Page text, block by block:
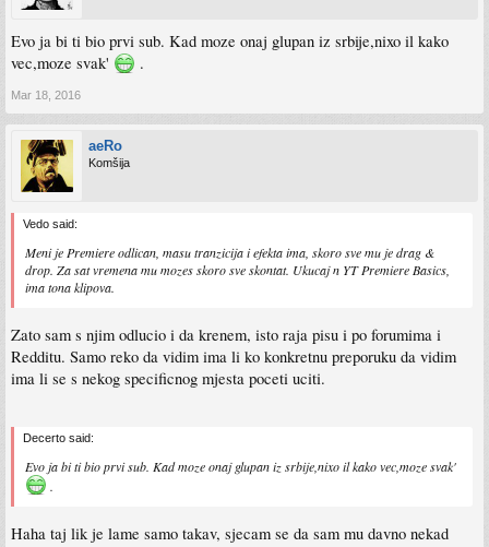
Evo ja bi ti bio prvi sub. Kad moze onaj glupan iz srbije,nixo il kako
vec,moze svak'
.
Mar 18, 2016
aeRo
Komšija
Vedo said:
Meni je Premiere odlican, masu tranzicija i efekta ima, skoro sve mu je drag &
drop. Za sat vremena mu mozes skoro sve skontat. Ukucaj n YT Premiere Basics,
ima tona klipova.
Zato sam s njim odlucio i da krenem, isto raja pisu i po forumima i
Redditu. Samo reko da vidim ima li ko konkretnu preporuku da vidim
ima li se s nekog specificnog mjesta poceti uciti.
Decerto said:
Evo ja bi ti bio prvi sub. Kad moze onaj glupan iz srbije,nixo il kako vec,moze svak'
.
Haha taj lik je lame samo takav, sjecam se da sam mu davno nekad